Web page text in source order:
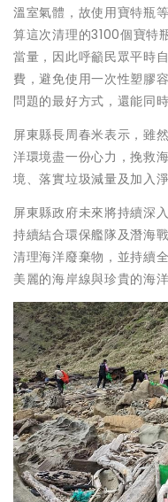
溫室氣體，故使用寶特瓶
算這次清理的3100個寶特
當量，因此呼籲民眾平時
費，避免使用一次性塑膠
問題的最好方式，還能同
屏東縣長周春米表示，雖
洋環境盡一份心力，挽救
境、落實垃圾減量及加入淨
屏東縣政府未來將持續深
持續結合環保艦隊及潛海
清理海洋廢棄物，並持續
美麗的海岸線與珍貴的海洋